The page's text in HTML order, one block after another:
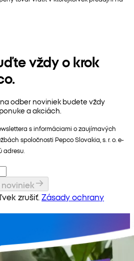
vždy o krok
odber noviniek budete vždy
a akciách.
s informáciami o zaujímavých
spoločnosti Pepco Slovakia, s. r. o. e-
adresu.
noviniek
zrušiť.Zásady ochrany